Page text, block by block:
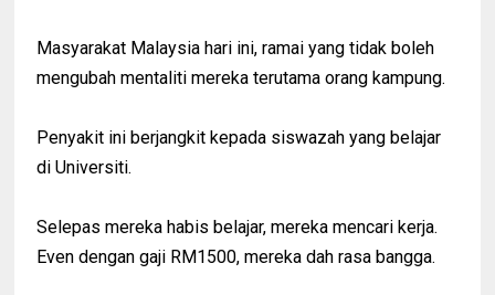
Masyarakat Malaysia hari ini, ramai yang tidak boleh
mengubah mentaliti mereka terutama orang kampung.
Penyakit ini berjangkit kepada siswazah yang belajar
di Universiti.
Selepas mereka habis belajar, mereka mencari kerja.
Even dengan gaji RM1500, mereka dah rasa bangga.